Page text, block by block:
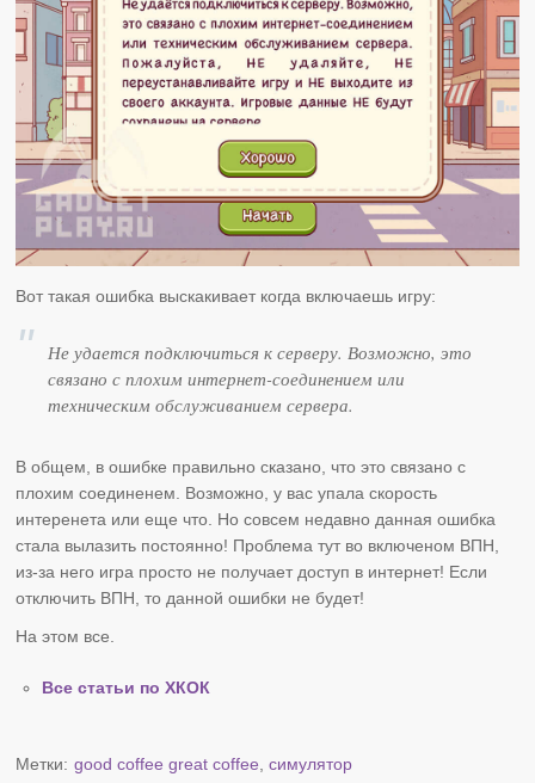
Вот такая ошибка выскакивает когда включаешь игру:
Не удается подключиться к серверу. Возможно, это
связано с плохим интернет-соединением или
техническим обслуживанием сервера.
В общем, в ошибке правильно сказано, что это связано с
плохим соединенем. Возможно, у вас упала скорость
интеренета или еще что. Но совсем недавно данная ошибка
стала вылазить постоянно! Проблема тут во включеном ВПН,
из-за него игра просто не получает доступ в интернет! Если
отключить ВПН, то данной ошибки не будет!
На этом все.
Все статьи по ХКОК
Метки: good coffee great coffee ,симулятор